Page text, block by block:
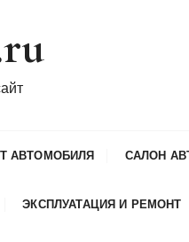
АВТОМОБИЛЯ САЛОН
ЭКСПЛУАТАЦИЯ И РЕМОНТ